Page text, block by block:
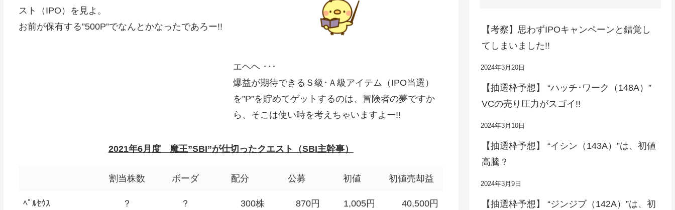
スト（IPO）を見よ。
お前が保有する”500P”でなんとかなったであろー!!
エヘヘ ･･･
爆益が期待できるＳ級･Ａ級アイテム（IPO当選）
を”P”を貯めてゲットするのは、冒険者の夢ですか
ら、そこは使い時を考えちゃいますよー!!
2021年6月度 魔王”SBI”が仕切ったクエスト（SBI主幹事）
割当株数 ボーダ 配分 公募 初値 初値売却益
ﾍﾟﾙｾｳｽ ？ ？ 300株 870円 1,005円 40,500円
【考察】思わずIPOキャンペーンと錯覚し
てしまいました!!
2024年3月20日
【抽選枠予想】 “ハッチ･ワーク（148A）”
VCの売り圧力がスゴイ!!
2024年3月10日
【抽選枠予想】 “イシン（143A）”は、初値
高騰？
2024年3月9日
【抽選枠予想】 “ジンジブ（142A）”は、初